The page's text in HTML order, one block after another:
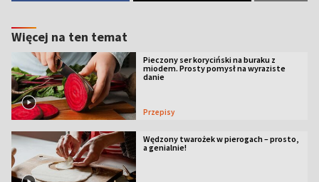
Więcej na ten temat
Pieczony ser koryciński na buraku z
miodem. Prosty pomysł na wyraziste
danie
Przepisy
Wędzony twarożek w pierogach – prosto,
a genialnie!